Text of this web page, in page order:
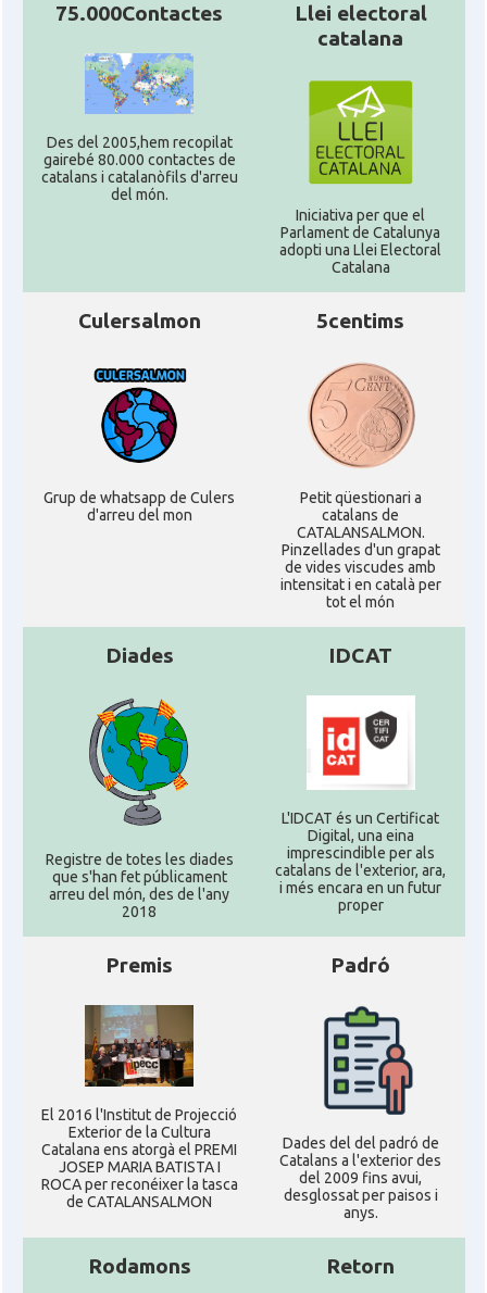
75.000Contactes
Des del 2005,hem recopilat
gairebé 80.000 contactes de
catalans i catalanòfils d'arreu
del món.
Llei electoral
catalana
Iniciativa per que el
Parlament de Catalunya
adopti una Llei Electoral
Catalana
Culersalmon
Grup de whatsapp de Culers
d'arreu del mon
5centims
Petit qüestionari a
catalans de
CATALANSALMON.
Pinzellades d'un grapat
de vides viscudes amb
intensitat i en català per
tot el món
Diades
Registre de totes les diades
que s'han fet públicament
arreu del món, des de l'any
2018
IDCAT
L'IDCAT és un Certificat
Digital, una eina
imprescindible per als
catalans de l'exterior, ara,
i més encara en un futur
proper
Premis
El 2016 l'Institut de Projecció
Exterior de la Cultura
Catalana ens atorgà el PREMI
JOSEP MARIA BATISTA I
ROCA per reconéixer la tasca
de CATALANSALMON
Padró
Dades del del padró de
Catalans a l'exterior des
del 2009 fins avui,
desglossat per paisos i
anys.
Rodamons Retorn